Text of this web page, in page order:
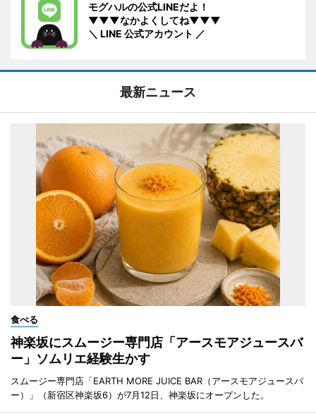
モグハルの公式LINEだよ！
▼▼▼なかよくしてね▼▼▼
＼ LINE 公式アカウント ／
最新ニュース
食べる
神楽坂にスムージー専門店「アースモアジュースバ
ー」ソムリエ経験生かす
スムージー専門店「EARTH MORE JUICE BAR（アースモアジュースバ
ー）」（新宿区神楽坂6）が7月12日、神楽坂にオープンした。